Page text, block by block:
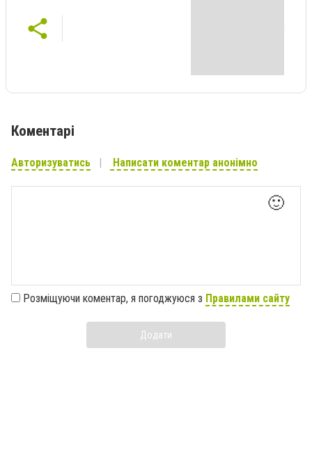
Коментарі
Авторизуватись Написати коментар анонімно
🙂
Розміщуючи коментар, я погоджуюся з Правилами сайту
Додати